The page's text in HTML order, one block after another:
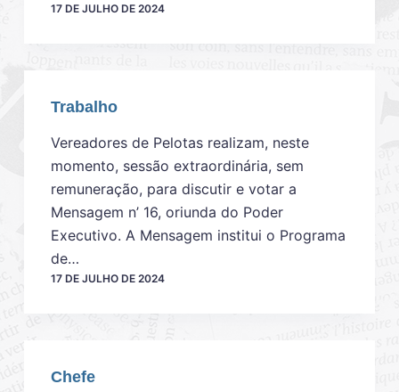
17 DE JULHO DE 2024
Trabalho
Vereadores de Pelotas realizam, neste
momento, sessão extraordinária, sem
remuneração, para discutir e votar a
Mensagem n’ 16, oriunda do Poder
Executivo. A Mensagem institui o Programa
de…
17 DE JULHO DE 2024
Chefe